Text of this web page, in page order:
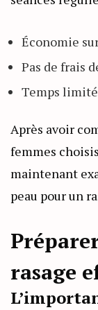
Économie
Pas de frais
Temps
Après avoir
femmes
maintenant
peau pour un
rasage